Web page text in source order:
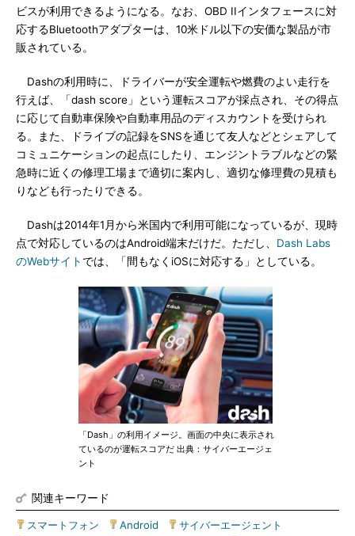
ビスが利用できるようになる。なお、OBD IIインタフェースに対
応するBluetoothアダプターは、10米ドル以下の安価な製品が市
販されている。
Dashの利用時に、ドライバーが安全運転や燃費のよい走行を
行えば、「dash score」という運転スコアが採点され、その得点
に応じて自動車保険や自動車用品のディスカウントを受けられ
る。また、ドライブの記録をSNSを通じて友人などとシェアして
コミュニケーションの起点にしたり、エンジントラブルなどの緊
急時に近くの修理工場まで適切に案内し、適切な修理費の見積も
りなども行ったりできる。
Dashは2014年1月から米国内で利用可能になっているが、現時
点で対応しているのはAndroid端末だけだ。ただし、 Dash Labs
のWebサイト では、「間もなくiOSに対応する」としている。
「Dash」の利用イメージ。画面の中央に表示され
ているのが運転スコアだ 出典：サイバーエージェ
ント
関連キーワード
スマートフォン Android サイバーエージェント